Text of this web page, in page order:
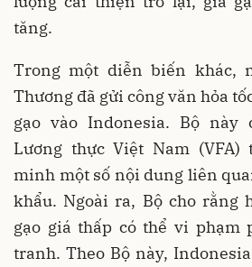
tăng.
Trong một diễn biến khác,
Thương đã gửi công văn hỏa
gạo vào Indonesia. Bộ này
Lương thực Việt Nam
minh một số nội dung liên
khẩu. Ngoài ra, Bộ cho rằng
gạo giá thấp có thể vi phạm
tranh. Theo Bộ này,